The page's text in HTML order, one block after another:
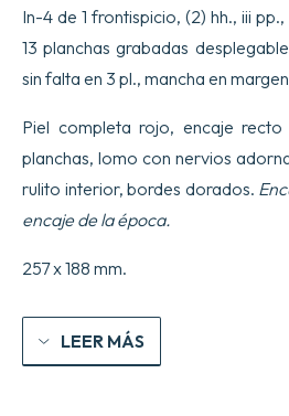
In-4 de 1 frontispicio, (2) hh., iii
13 planchas grabadas
sin falta en 3 pl., mancha en
Piel completa rojo, encaje
planchas, lomo con nervios
rulito interior, bordes dorados.
encaje de la época.
257 x 188 mm.
LEER MÁS